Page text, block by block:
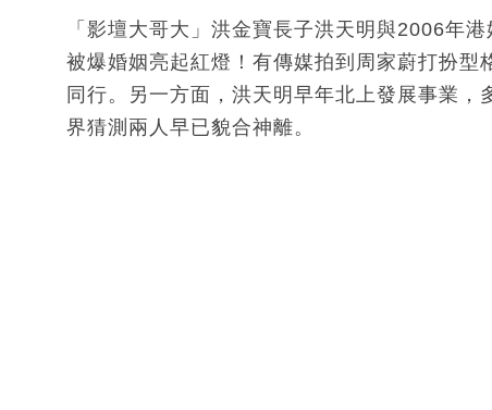
「影壇大哥大」洪金寶長子洪天明與2006年
被爆婚姻亮起紅燈！有傳媒拍到周家蔚打扮
同行。另一方面，洪天明早年北上發展事業
界猜測兩人早已貌合神離。